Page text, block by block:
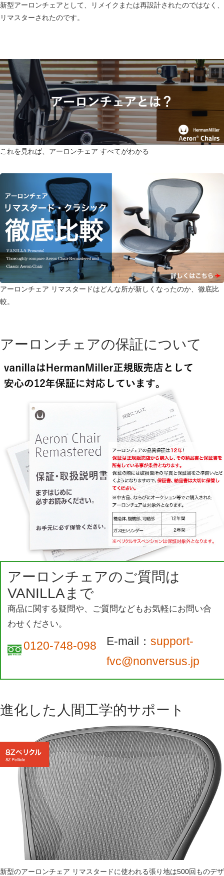
新型アーロンチェアとして、リメイクまたは再設計されたのではなく、
リマスターされたのです。
これを見れば、アーロンチェア すべてがわかる
アーロンチェア リマスタードはどんな所が新しくなったのか、徹底比
較。
アーロンチェアの保証について
アーロンチェアのご質問は
VANILLAまで
商品に関する疑問や、ご質問などもお気軽にお問い合
わせください。
0120-748-098 E-mail：support-
fvc@nonversus.jp
進化した人間工学的サポート
新型のアーロンチェア リマスタードに使われる張り地は500回ものデザ